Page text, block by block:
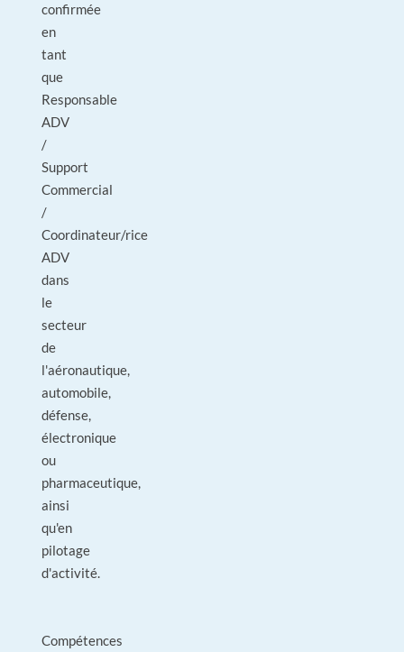
confirmée
en
tant
que
Responsable
ADV
/
Support
Commercial
/
Coordinateur/rice
ADV
dans
le
secteur
de
l'aéronautique,
automobile,
défense,
électronique
ou
pharmaceutique,
ainsi
qu'en
pilotage
d'activité.
Compétences